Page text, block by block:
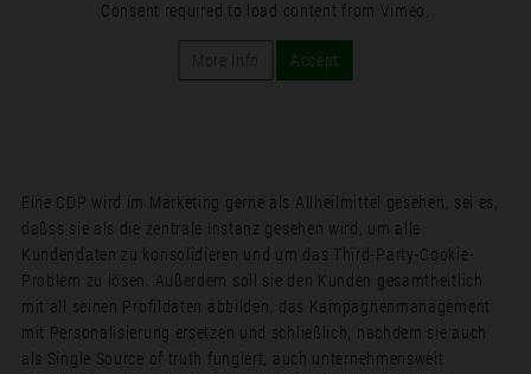
Consent required to load content from Vimeo.
Accept
Eine CDP wird im Marketing gerne als Allheilmittel gesehen, sei es,
daßss sie als die zentrale Instanz gesehen wird, um alle
Kundendaten zu konsolidieren und um das Third-Party-Cookie-
Problem zu lösen. Außerdem soll sie den Kunden gesamtheitlich
mit all seinen Profildaten abbilden, das Kampagnenmanagement
mit Personalisierung ersetzen und schließlich, nachdem sie auch
als Single Source of truth fungiert, auch unternehmensweit